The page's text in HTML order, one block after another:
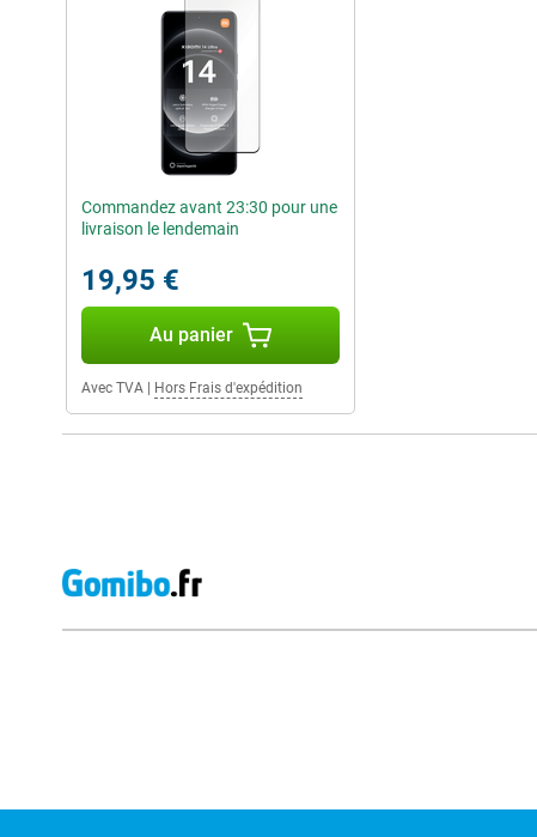
Commandez avant 23:30 pour une
livraison le lendemain
19,95 €
Au panier
Avec TVA Hors Frais d'expédition